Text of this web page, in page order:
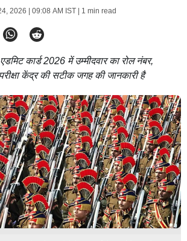
2026 | 09:08 AM IST| 1 min read
कार्ड 2026 में उम्मीदवार का रोल नंबर,
केंद्र की सटीक जगह की जानकारी है